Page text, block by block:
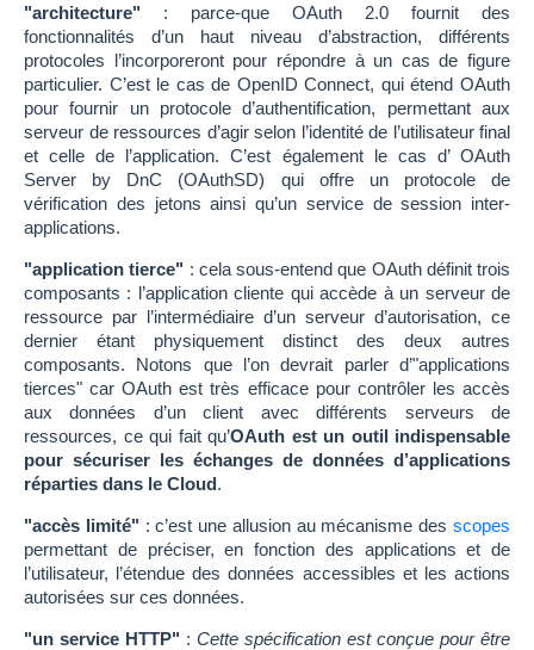
"architecture" : parce-que OAuth 2.0 fournit des
fonctionnalités d’un haut niveau d’abstraction, différents
protocoles l’incorporeront pour répondre à un cas de figure
particulier. C’est le cas de OpenID Connect, qui étend OAuth
pour fournir un protocole d’authentification, permettant aux
serveur de ressources d’agir selon l’identité de l’utilisateur final
et celle de l’application. C’est également le cas d’ OAuth
Server by DnC (OAuthSD) qui offre un protocole de
vérification des jetons ainsi qu’un service de session inter-
applications.
"application tierce" : cela sous-entend que OAuth définit trois
composants : l’application cliente qui accède à un serveur de
ressource par l’intermédiaire d’un serveur d’autorisation, ce
dernier étant physiquement distinct des deux autres
composants. Notons que l’on devrait parler d’"applications
tierces" car OAuth est très efficace pour contrôler les accès
aux données d’un client avec différents serveurs de
ressources, ce qui fait qu’OAuth est un outil indispensable
pour sécuriser les échanges de données d’applications
réparties dans le Cloud.
"accès limité" : c’est une allusion au mécanisme desscopes
permettant de préciser, en fonction des applications et de
l’utilisateur, l’étendue des données accessibles et les actions
autorisées sur ces données.
"un service HTTP" : Cette spécification est conçue pour être